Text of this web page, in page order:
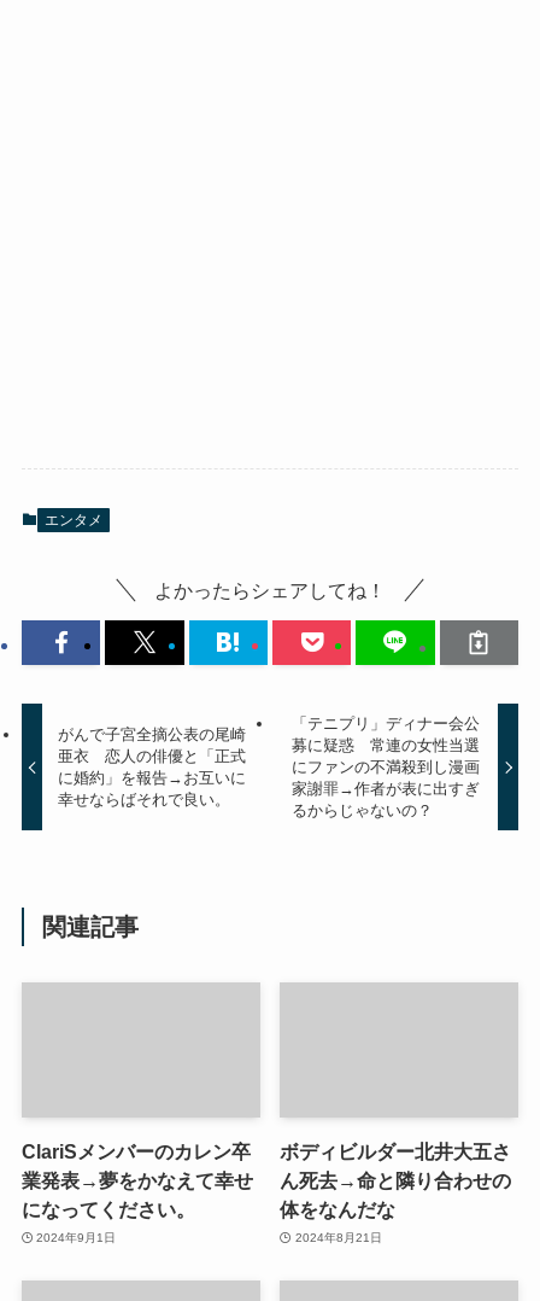
エンタメ
よかったらシェアしてね！
がんで子宮全摘公表の尾崎
亜衣 恋人の俳優と「正式
に婚約」を報告→お互いに
幸せならばそれで良い。
「テニプリ」ディナー会公
募に疑惑 常連の女性当選
にファンの不満殺到し漫画
家謝罪→作者が表に出すぎ
るからじゃないの？
関連記事
ClariSメンバーのカレン卒
業発表→夢をかなえて幸せ
になってください。
2024年9月1日
ボディビルダー北井大五さ
ん死去→命と隣り合わせの
体をなんだな
2024年8月21日